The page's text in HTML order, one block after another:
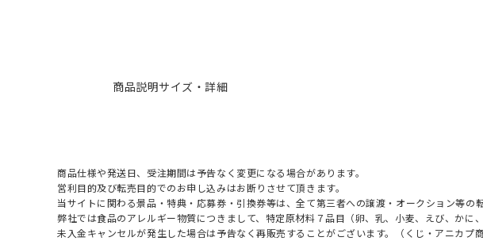
商品説明サイズ・詳細
商品仕様や発送日、受注期間は予告なく変更になる場合があります。
営利目的及び転売目的でのお申し込みはお断りさせて頂きます。
当サイトに関わる景品・特典・応募券・引換券等は、全て第三者への譲渡・オークション等の
弊社では食品のアレルギー物質につきまして、特定原材料７品目（卵、乳、小麦、えび、か
未入金キャンセルが発生した場合は予告なく再販売することがございます。（くじ・アニカプ商